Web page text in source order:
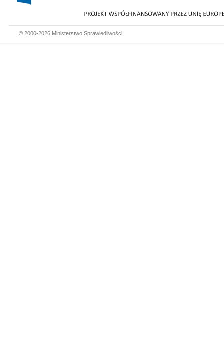
© 2000-2026 Ministerstwo Sprawiedliwości